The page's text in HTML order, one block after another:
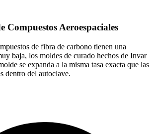
Compuestos Aeroespaciales
de fibra de carbono tienen una
baja, los moldes de curado hechos de Invar
se expanda a la misma tasa exacta que las
dentro del autoclave.